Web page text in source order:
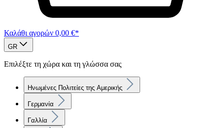
Καλάθι αγορών 0,00 €*
GR
Επιλέξτε τη χώρα και τη γλώσσα σας
Ηνωμένες Πολιτείες της Αμερικής
Γερμανία
Γαλλία